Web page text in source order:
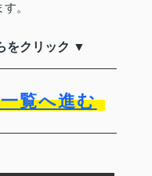
。
をクリック ▼
覧へ進む